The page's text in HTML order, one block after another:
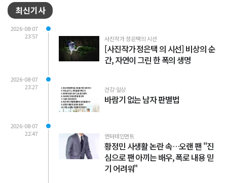
최신기사
2026-08-07
23:57
사진작가 정은택의 시선
[사진작가 정은택 의 시선] 비상의 순
간, 자연이 그린 한 폭의 생명
2026-08-07
23:27
건강·일상
바람기 없는 남자 판별법
2026-08-07
22:47
엔터테인먼트
황정민 사생활 논란 속…오랜 팬 "진
심으로 팬 아끼는 배우, 폭로 내용 믿
기 어려워"